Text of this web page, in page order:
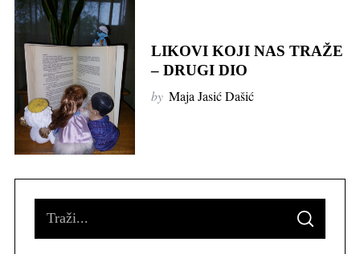
LIKOVI KOJI NAS TRAŽE
– DRUGI DIO
by Maja Jasić Dašić
S
A